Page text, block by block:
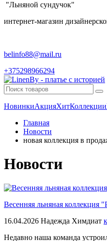
"Льняной сундучок"
интернет-магазин
belinfo88@mail.ru
+375298966294
НовинкиАкцияХитКоллекции
Главная
Новости
новая коллекция в
Новости
Весенняя льняная коллекция
16.04.2026 Надежда Химдиат
Недавно наша команда